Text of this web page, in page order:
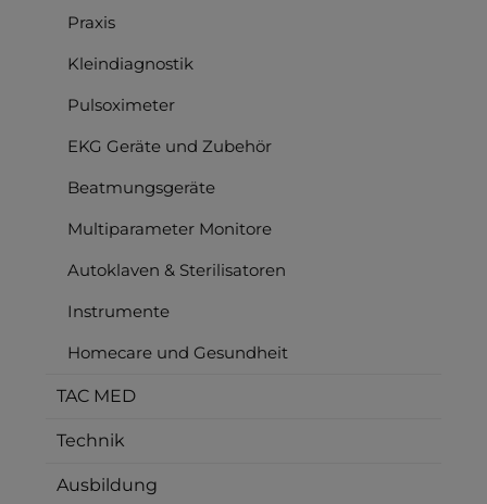
Praxis
Kleindiagnostik
Pulsoximeter
EKG Geräte und Zubehör
Beatmungsgeräte
Multiparameter Monitore
Autoklaven & Sterilisatoren
Instrumente
Homecare und Gesundheit
TAC MED
Technik
Ausbildung